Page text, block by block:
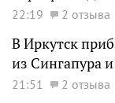
22:19 2 отзыва
В Иркутск
из Сингапура
21:51 2 отзыва